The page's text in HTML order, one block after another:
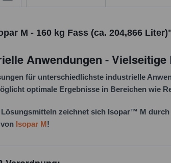
M - 160 kg Fass (ca. 204,866
Anwendungen - Vielseitige
für unterschiedlichste industrielle
optimale Ergebnisse in Bereichen wie
zeichnet sich Isopar™ M
Isopar M!